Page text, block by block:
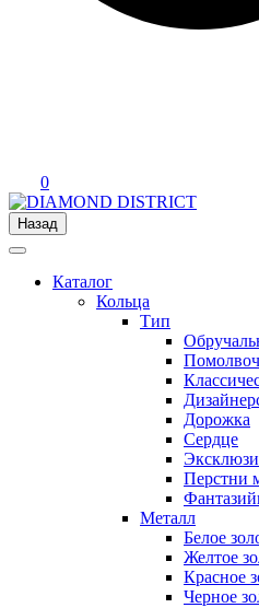
0
Назад
Каталог
Кольца
Тип
Дорожка
Сердце
Перстни
Металл
Белое
Желтое
Красное
Черное